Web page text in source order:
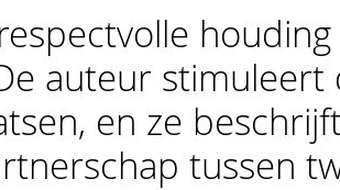
auteur
en ze
tussen